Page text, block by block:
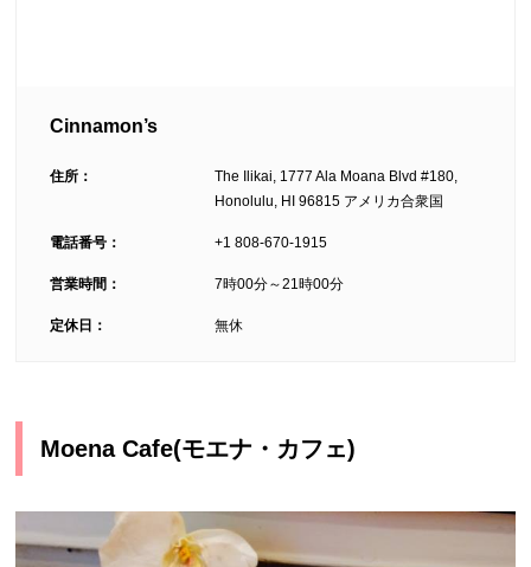
Cinnamon’s
住所：
The Ilikai, 1777 Ala Moana Blvd #180,
Honolulu, HI 96815 アメリカ合衆国
電話番号： +1 808-670-1915
営業時間： 7時00分～21時00分
定休日： 無休
Moena Cafe(モエナ・カフェ)